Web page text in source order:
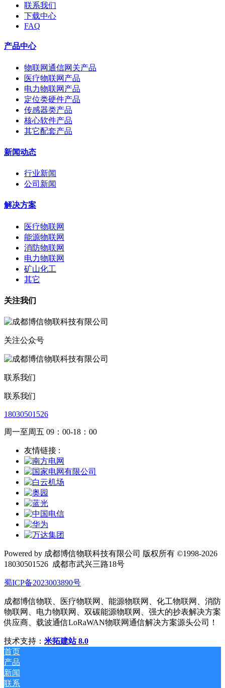
联系我们
下载中心
FAQ
产品中心
物联网通信网关产品
医疗物联网产品
电力物联网产品
定位类硬件产品
传感器类产品
核心软件产品
其它配套产品
新闻动态
行业新闻
公司新闻
解决方案
医疗物联网
能源物联网
消防物联网
电力物联网
矿山化工
其它
关注我们
关注公众号
联系我们
联系我们
18030501526
周一至周五 09：00-18：00
友情链接 :
Powered by 成都博信物联科技有限公司 版权所有 ©1998-2026
18030501526 成都市武兴三路18号
蜀ICP备2023003890号
成都博信物联、医疗物联网、能源物联网、化工物联网、消防
物联网、电力物联网、双碳能源物联网、强大的抄表解决方案
供应商、载波通信LoRaWAN物联网通信解决方案源头公司！
技术支持： 米拓建站 8.0
首页
产品
新闻
联系